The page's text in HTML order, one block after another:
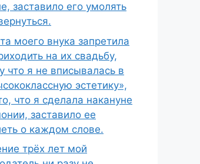
заставило его умолять
моего внука запретила
на их свадьбу,
что я не вписывалась в
эстетику»,
что я сделала накануне
заставило ее
о каждом слове.
трёх лет мой